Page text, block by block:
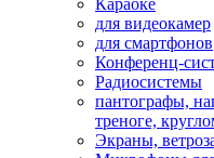
Караоке
для видеокамер
для смартфонов
Конференц-
Радиосистемы
пантографы,
треноге,
Экраны,